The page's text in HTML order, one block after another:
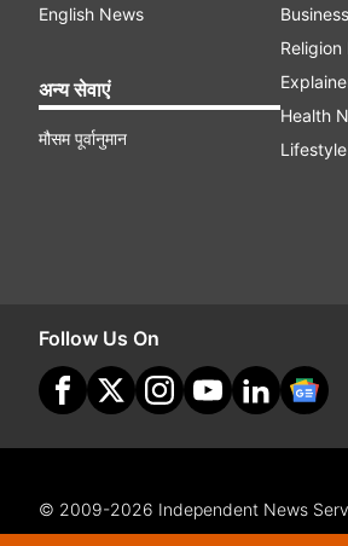
English News
अन्य सेवाएं
मौसम पूर्वानुमान
Health
Follow Us On
© 2009-2026 Independent News